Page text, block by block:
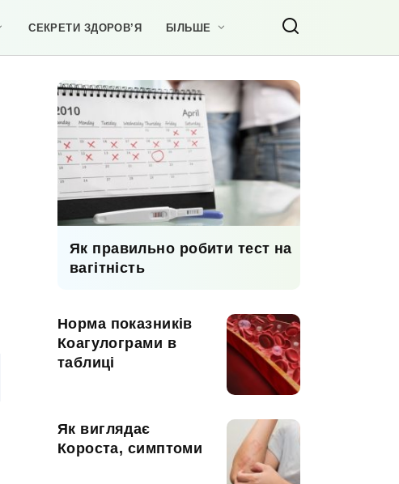
СЕКРЕТИ ЗДОРОВ’Я БІЛЬШЕ
Як правильно робити тест на
вагітність
Норма показників
Коагулограми в
таблиці
Як виглядає
Короста, симптоми